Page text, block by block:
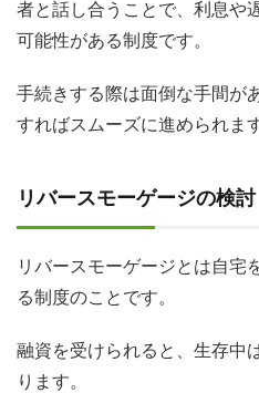
者と話し合うことで、利息や
可能性がある制度です。
手続きする際は面倒な手間が
すればスムーズに進められま
リバースモーゲージの検討
リバースモーゲージとは自宅
る制度のことです。
融資を受けられると、生存中
ります。